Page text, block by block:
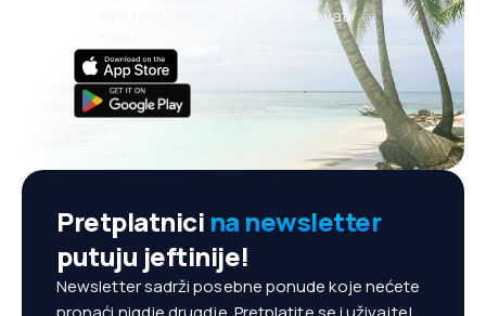
Sve ono što je važno, na dohvat
Pretplatnici na newsletter
putuju jeftinije!
Newsletter sadrži posebne ponude koje nećete